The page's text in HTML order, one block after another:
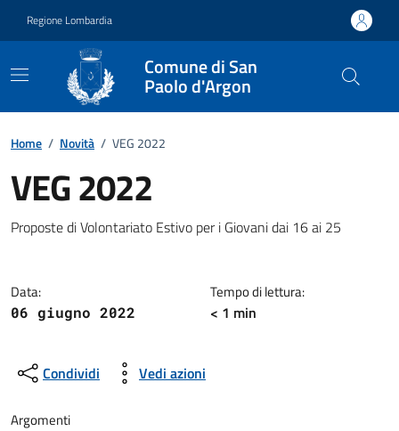
Regione Lombardia
Comune di San
Paolo d'Argon
Home / Novità / VEG 2022
VEG 2022
Dettagli della notizia
Proposte di Volontariato Estivo per i Giovani dai 16 ai 25
Data:
06 giugno 2022
Tempo di lettura:
< 1 min
Condividi Vedi azioni
Argomenti